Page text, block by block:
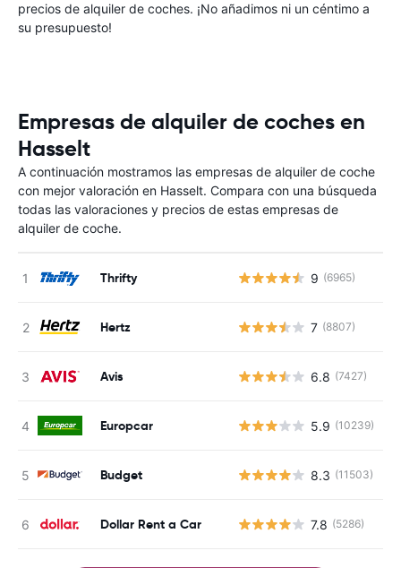
precios de alquiler de coches. ¡No añadimos ni un céntimo a
su presupuesto!
Empresas de alquiler de coches en
Hasselt
A continuación mostramos las empresas de alquiler de coche
con mejor valoración en Hasselt. Compara con una búsqueda
todas las valoraciones y precios de estas empresas de
alquiler de coche.
Thrifty 9 (6965)
Hertz 7 (8807)
Avis 6.8 (7427)
Europcar 5.9 (10239)
Budget 8.3 (11503)
Dollar Rent a Car 7.8 (5286)